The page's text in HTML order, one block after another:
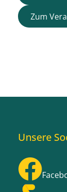
Zum
Unsere